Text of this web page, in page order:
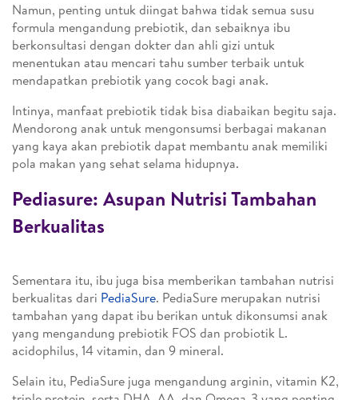
Namun, penting untuk diingat bahwa tidak semua susu
formula mengandung prebiotik, dan sebaiknya ibu
berkonsultasi dengan dokter dan ahli gizi untuk
menentukan atau mencari tahu sumber terbaik untuk
mendapatkan prebiotik yang cocok bagi anak.
Intinya, manfaat prebiotik tidak bisa diabaikan begitu saja.
Mendorong anak untuk mengonsumsi berbagai makanan
yang kaya akan prebiotik dapat membantu anak memiliki
pola makan yang sehat selama hidupnya.
Pediasure: Asupan Nutrisi Tambahan
Berkualitas
Sementara itu, ibu juga bisa memberikan tambahan nutrisi
berkualitas dari PediaSure. PediaSure merupakan nutrisi
tambahan yang dapat ibu berikan untuk dikonsumsi anak
yang mengandung prebiotik FOS dan probiotik L.
acidophilus, 14 vitamin, dan 9 mineral.
Selain itu, PediaSure juga mengandung arginin, vitamin K2,